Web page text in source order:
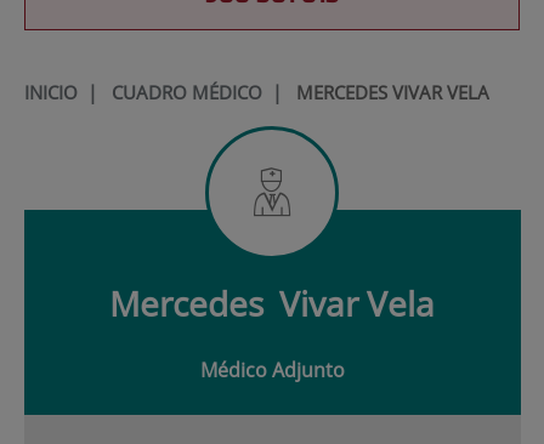
INICIO| CUADRO MÉDICO| MERCEDES VIVAR VELA
Mercedes Vivar Vela
Médico Adjunto